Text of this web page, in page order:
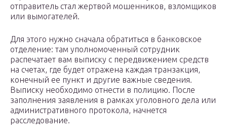
отправитель стал жертвой мошенников, взломщиков
или вымогателей.
Для этого нужно сначала обратиться в банковское
отделение: там уполномоченный сотрудник
распечатает вам выписку с передвижением средств
на счетах, где будет отражена каждая транзакция,
конечный ее пункт и другие важные сведения.
Выписку необходимо отнести в полицию. После
заполнения заявления в рамках уголовного дела или
административного протокола, начнется
расследование.